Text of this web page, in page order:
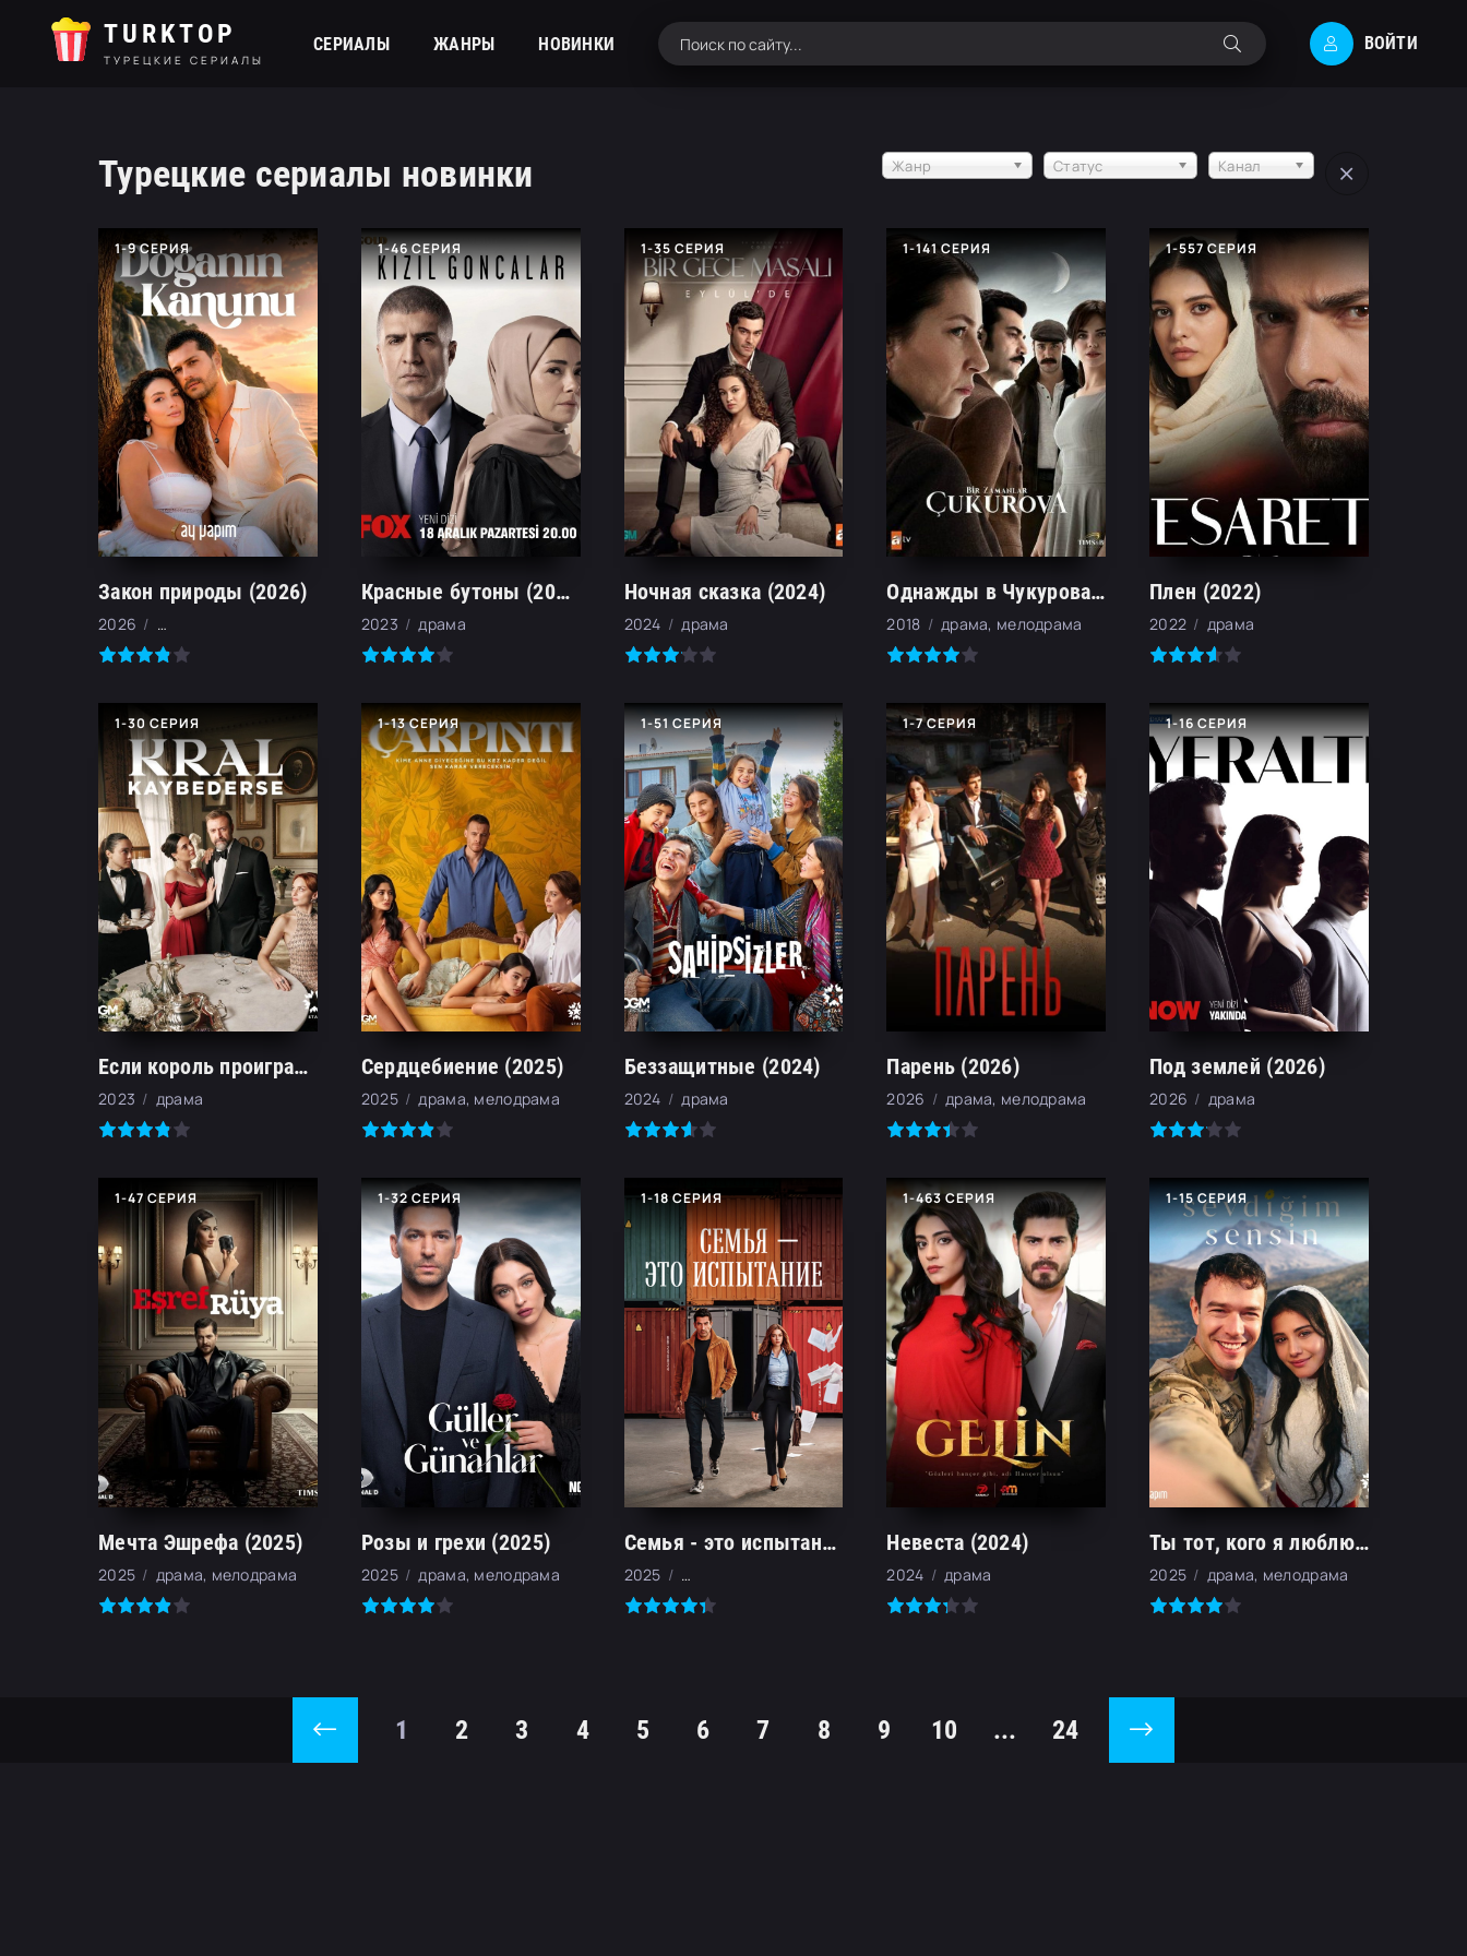
TURKTOP
ТУРЕЦКИЕ СЕРИАЛЫ
СЕРИАЛЫ ЖАНРЫ НОВИНКИ ВОЙТИ
Турецкие сериалы новинки Жанр Статус Канал
1-9 СЕРИЯ
Закон природы (2026)
2026 мелодрама, комедия
1-46 СЕРИЯ
Красные бутоны (2023)
2023 драма
1-35 СЕРИЯ
Ночная сказка (2024)
2024 драма
1-141 СЕРИЯ
Однажды в Чукурова (2018)
2018 драма, мелодрама
1-557 СЕРИЯ
Плен (2022)
2022 драма
1-30 СЕРИЯ
Если король проиграет (2025)
2023 драма
1-13 СЕРИЯ
Сердцебиение (2025)
2025 драма, мелодрама
1-51 СЕРИЯ
Беззащитные (2024)
2024 драма
1-7 СЕРИЯ
Парень (2026)
2026 драма, мелодрама
1-16 СЕРИЯ
Под землей (2026)
2026 драма
1-47 СЕРИЯ
Мечта Эшрефа (2025)
2025 драма, мелодрама
1-32 СЕРИЯ
Розы и грехи (2025)
2025 драма, мелодрама
1-18 СЕРИЯ
Семья - это испытание (2026)
2025 драма, мелодрама, криминал
1-463 СЕРИЯ
Невеста (2024)
2024 драма
1-15 СЕРИЯ
Ты тот, кого я люблю (2026)
2025 драма, мелодрама
1 2 3 4 5 6 7 8 9 10 ... 24